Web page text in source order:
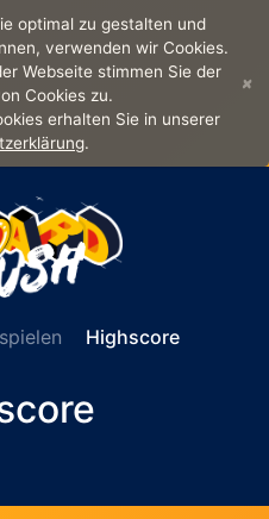
optimal zu gestalten und
verwenden wir Cookies.
Webseite stimmen Sie der
Cookies zu.
erhalten Sie in unserer
.
×
Highscore